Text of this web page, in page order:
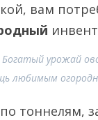
вам
Богатый урожай
любимым
тоннелям,